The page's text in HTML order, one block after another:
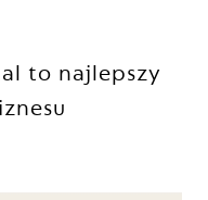
to najlepszy